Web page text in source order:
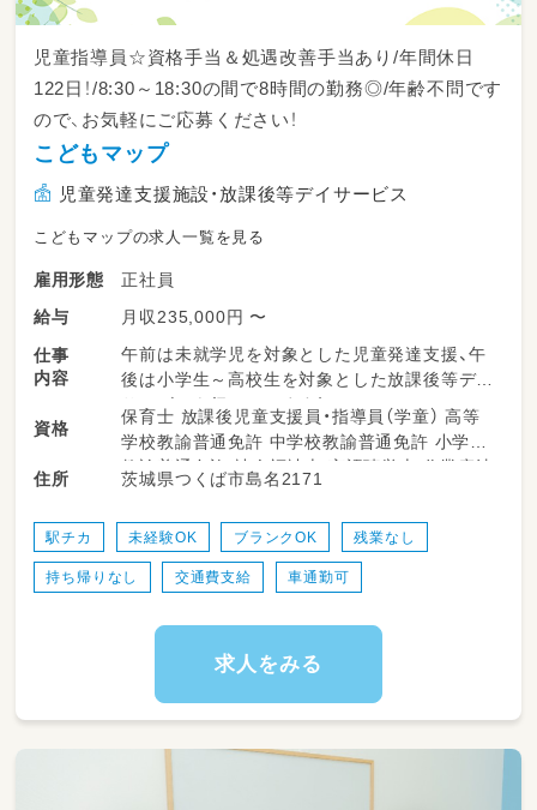
①短時間正規職員
②限定正規職員（シフト・クラス等限定）
③短時間限定正規職員（①＋②）
※法人で定めた特別な事情がある場合等、利用
条件があります。給与等は規定に沿って算出し
④非常勤職員
児童指導員☆資格手当＆処遇改善手当あり/年間休日
122日！/8:30～18:30の間で8時間の勤務◎/年齢不問です
ので、お気軽にご応募ください！
こどもマップ
児童発達支援施設・放課後等デイサービス
こどもマップの求人一覧を見る
雇用形態
正社員
給与
月収235,000円 〜
仕事
内容
午前は未就学児を対象とした児童発達支援、午
後は小学生～高校生を対象とした放課後等デイ
サービスを行っています！
1人ひとりの個性を大切にしながら、「やってみ
よう！できた！楽しかった！」という経験を積み重
ねて成長していただけるような
【送迎について】送迎エリア：つくば市内（30分
圏内）
を行います！
資格
保育士 放課後児童支援員・指導員（学童） 高等
学校教諭普通免許 中学校教諭普通免許 小学校
教諭普通免許 社会福祉士 言語聴覚士 作業療法
士 理学療法士 心理士 精神保健福祉士 普通自
住所 茨城県つくば市島名2171
駅チカ 未経験OK ブランクOK 残業なし
持ち帰りなし 交通費支給 車通勤可
求人をみる